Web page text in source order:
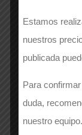
Estamos
nuestros
publicada
Para
duda,
nuestro equipo.